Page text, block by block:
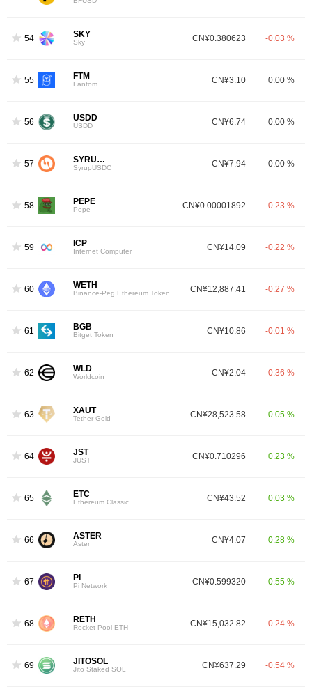
54 SKY
Sky CN¥0.380623 -0.03 %
55 FTM
Fantom CN¥3.10 0.00 %
56 USDD
USDD CN¥6.74 0.00 %
57 SYRUPUSDC
SyrupUSDC CN¥7.94 0.00 %
58 PEPE
Pepe CN¥0.00001892 -0.23 %
59 ICP
Internet Computer CN¥14.09 -0.22 %
60 WETH
Binance-Peg Ethereum Token CN¥12,887.41 -0.27 %
61 BGB
Bitget Token CN¥10.86 -0.01 %
62 WLD
Worldcoin CN¥2.04 -0.36 %
63 XAUT
Tether Gold CN¥28,523.58 0.05 %
64 JST
JUST CN¥0.710296 0.23 %
65 ETC
Ethereum Classic CN¥43.52 0.03 %
66 ASTER
Aster CN¥4.07 0.28 %
67 PI
Pi Network CN¥0.599320 0.55 %
68 RETH
Rocket Pool ETH CN¥15,032.82 -0.24 %
69 JITOSOL
Jito Staked SOL CN¥637.29 -0.54 %